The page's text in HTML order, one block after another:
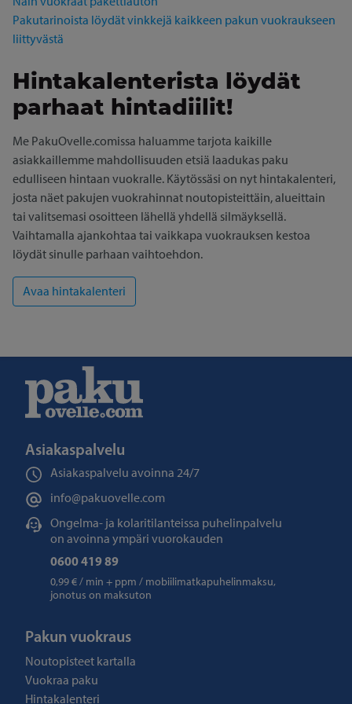
Pakutarinoista löydät vinkkejä kaikkeen pakun vuokraukseen
liittyvästä
Hintakalenterista löydät
parhaat hintadiilit!
Me PakuOvelle.comissa haluamme tarjota kaikille
asiakkaillemme mahdollisuuden etsiä laadukas paku
edulliseen hintaan vuokralle. Käytössäsi on nyt hintakalenteri,
josta näet pakujen vuokrahinnat noutopisteittäin, alueittain
tai valitsemasi osoitteen lähellä yhdellä silmäyksellä.
Vaihtamalla ajankohtaa tai vaikkapa vuokrauksen kestoa
löydät sinulle parhaan vaihtoehdon.
Asiakaspalvelu
Asiakaspalvelu avoinna 24/7
info@pakuovelle.com
Ongelma- ja kolaritilanteissa puhelinpalvelu
on avoinna ympäri vuorokauden
0600 419 89
0,99 € / min + ppm / mobiilimatkapuhelinmaksu,
jonotus on maksuton
Pakun vuokraus
Noutopisteet kartalla
Vuokraa paku
Hintakalenteri